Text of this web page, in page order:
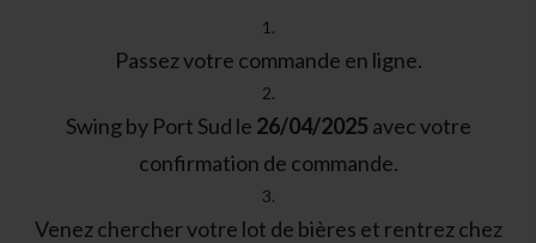
Passez votre commande en ligne.
Swing by Port Sud le 26/04/2025 avec votre
confirmation de commande.
Venez chercher votre lot de bières et rentrez chez